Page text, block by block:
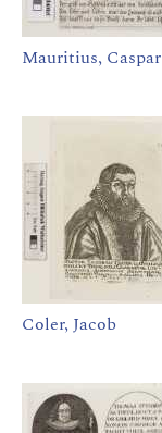
Mauritius, Caspar
Coler, Jacob